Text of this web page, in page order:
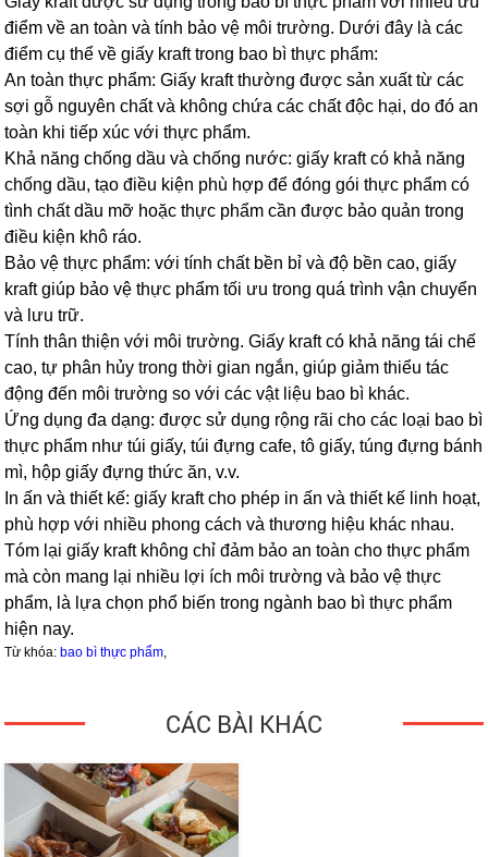
điểm về an toàn và tính bảo vệ môi trường. Dưới đây là các
điểm cụ thể về giấy kraft trong bao bì thực phẩm:
An toàn thực phẩm: Giấy kraft thường được sản xuất từ các
sợi gỗ nguyên chất và không chứa các chất độc hại, do đó an
toàn khi tiếp xúc với thực phẩm.
Khả năng chống dầu và chống nước: giấy kraft có khả năng
chống dầu, tạo điều kiện phù hợp để đóng gói thực phẩm có
tình chất dầu mỡ hoặc thực phẩm cần được bảo quản trong
điều kiện khô ráo.
Bảo vệ thực phẩm: với tính chất bền bỉ và độ bền cao, giấy
kraft giúp bảo vệ thực phẩm tối ưu trong quá trình vận chuyển
và lưu trữ.
Tính thân thiện với môi trường. Giấy kraft có khả năng tái chế
cao, tự phân hủy trong thời gian ngắn, giúp giảm thiểu tác
động đến môi trường so với các vật liệu bao bì khác.
Ứng dụng đa dạng: được sử dụng rộng rãi cho các loại bao bì
thực phẩm như túi giấy, túi đựng cafe, tô giấy, túng đựng bánh
mì, hộp giấy đựng thức ăn, v.v.
In ấn và thiết kế: giấy kraft cho phép in ấn và thiết kế linh hoạt,
phù hợp với nhiều phong cách và thương hiệu khác nhau.
Tóm lại giấy kraft không chỉ đảm bảo an toàn cho thực phẩm
mà còn mang lại nhiều lợi ích môi trường và bảo vệ thực
phẩm, là lựa chọn phổ biến trong ngành bao bì thực phẩm
hiện nay.
Từ khóa: bao bì thực phẩm,
CÁC BÀI KHÁC